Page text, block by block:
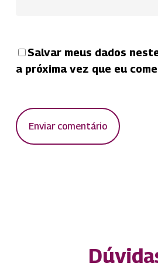
Salvar meus dados
a próxima vez que eu